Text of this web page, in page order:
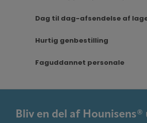
Dag til dag-afsendelse af
Hurtig genbestilling
Faguddannet personale
Bliv en del af Hounisens®